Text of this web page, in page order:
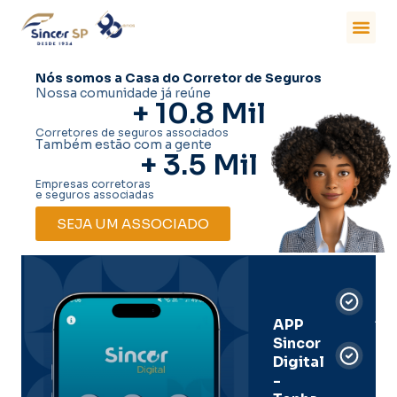
Nós somos a Casa do Corretor de Seguros
Nossa comunidade já reúne
+ 10.8 Mil
Corretores de seguros associados
Também estão com a gente
+ 3.5 Mil
Empresas corretoras
e seguros associadas
SEJA UM ASSOCIADO
APP
Sincor
Digital
-